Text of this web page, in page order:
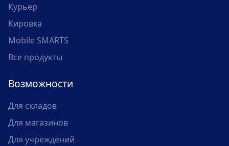
Курьер
Кировка
Mobile SMARTS
Все продукты
Возможности
Для складов
Для магазинов
Для учреждений